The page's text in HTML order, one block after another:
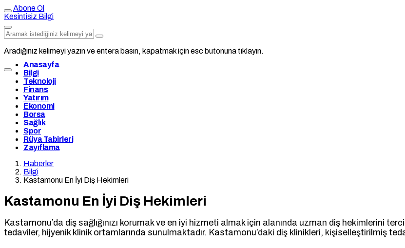
Abone Ol
Kesintisiz Bilgi
Aradığınız kelimeyi yazın ve entera basın, kapatmak için esc butonuna tıklayın.
Anasayfa
Bilgi
Teknoloji
Finans
Yatırım
Ekonomi
Borsa
Sağlık
Spor
Rüya Tabirleri
Zayıflama
Haberler
Bilgi
Kastamonu En İyi Diş Hekimleri
Kastamonu En İyi Diş Hekimleri
Kastamonu’da diş sağlığınızı korumak ve en iyi hizmeti almak için alanında uzman diş hekimlerini
tedaviler, hijyenik klinik ortamlarında sunulmaktadır. Kastamonu’daki diş klinikleri, kişiselleştirilmiş